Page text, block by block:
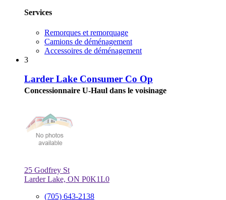
Services
Remorques et remorquage
Camions de déménagement
Accessoires de déménagement
3
Larder Lake Consumer Co Op
Concessionnaire U-Haul dans le voisinage
25 Godfrey St
Larder Lake, ON P0K1L0
(705) 643-2138